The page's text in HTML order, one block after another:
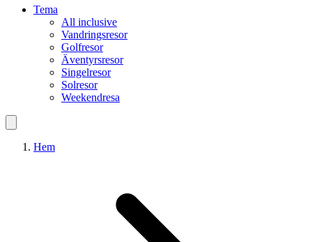
Tema
All inclusive
Vandringsresor
Golfresor
Äventyrsresor
Singelresor
Solresor
Weekendresa
Hem